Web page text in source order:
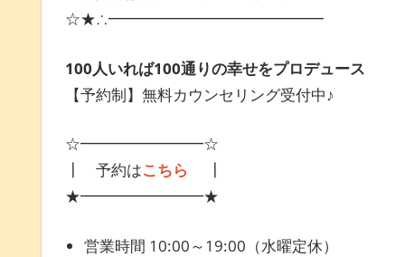
☆★∴━━━━━━━━━━━━━━
100人いれば100通りの幸せをプロデュース
【予約制】無料カウンセリング受付中♪
☆━━━━━━━━☆
┃ 予約はこちら ┃
★━━━━━━━━★
営業時間 10:00～19:00（水曜定休）